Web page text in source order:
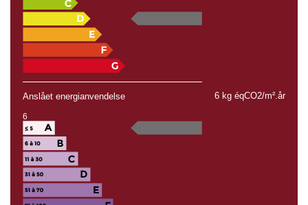
Anslået energianvendelse 6 kg éqCO2/m².år
6